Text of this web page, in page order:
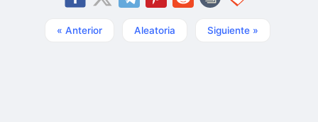
« Anterior Aleatoria Siguiente »